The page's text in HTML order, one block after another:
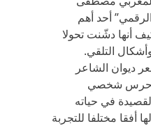
أحد أهم
أنها دشّنت تحولا
التلقي.
ديوان الشاعر
“حرس شخصي
في حياته
أفقا مختلفا للتجربة